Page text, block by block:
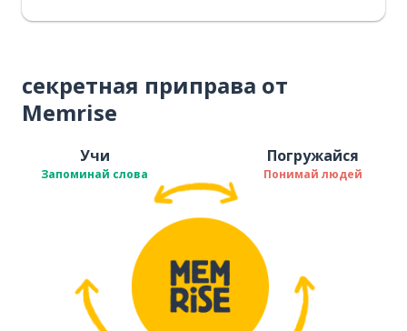
секретная приправа от
Memrise
Учи
Запоминай слова
Погружайся
Понимай людей